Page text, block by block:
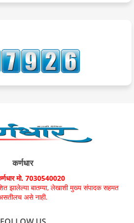
कर्णधार
मो. 7030540020
झालेल्या बातम्या, लेखाशी मुख्य संपादक सहमत
असे नाही.